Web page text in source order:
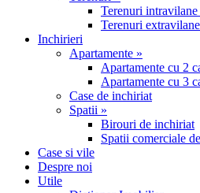
Terenuri intravilane
Terenuri
Inchirieri
Apartamente »
Apartamente cu 2
Apartamente cu 3
Case de inchiriat
Spatii »
Birouri de inchiriat
Spatii comerciale
Case si vile
Despre noi
Utile